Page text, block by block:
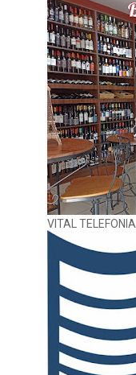
VITAL TELEFONIA